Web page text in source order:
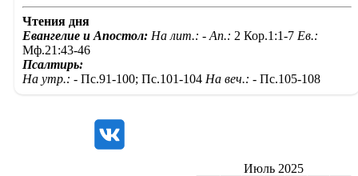
Чтения дня
Евангелие и Апостол: На лит.: - Ап.: 2 Кор.1:1-7 Ев.:
Мф.21:43-46
Псалтирь:
На утр.: - Пс.91-100; Пс.101-104 На веч.: - Пс.105-108
Июль 2025